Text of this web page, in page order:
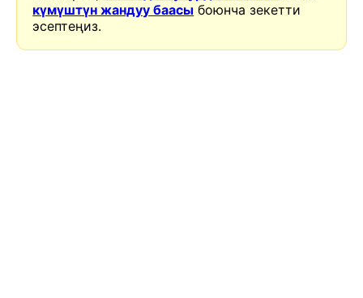
күмүштүн жандуу баасы боюнча зекетти
эсептеңиз.